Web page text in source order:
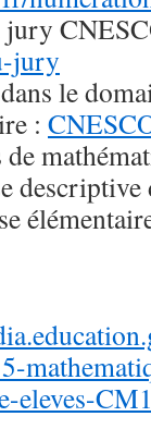
jury
jury
le
:
eleves-